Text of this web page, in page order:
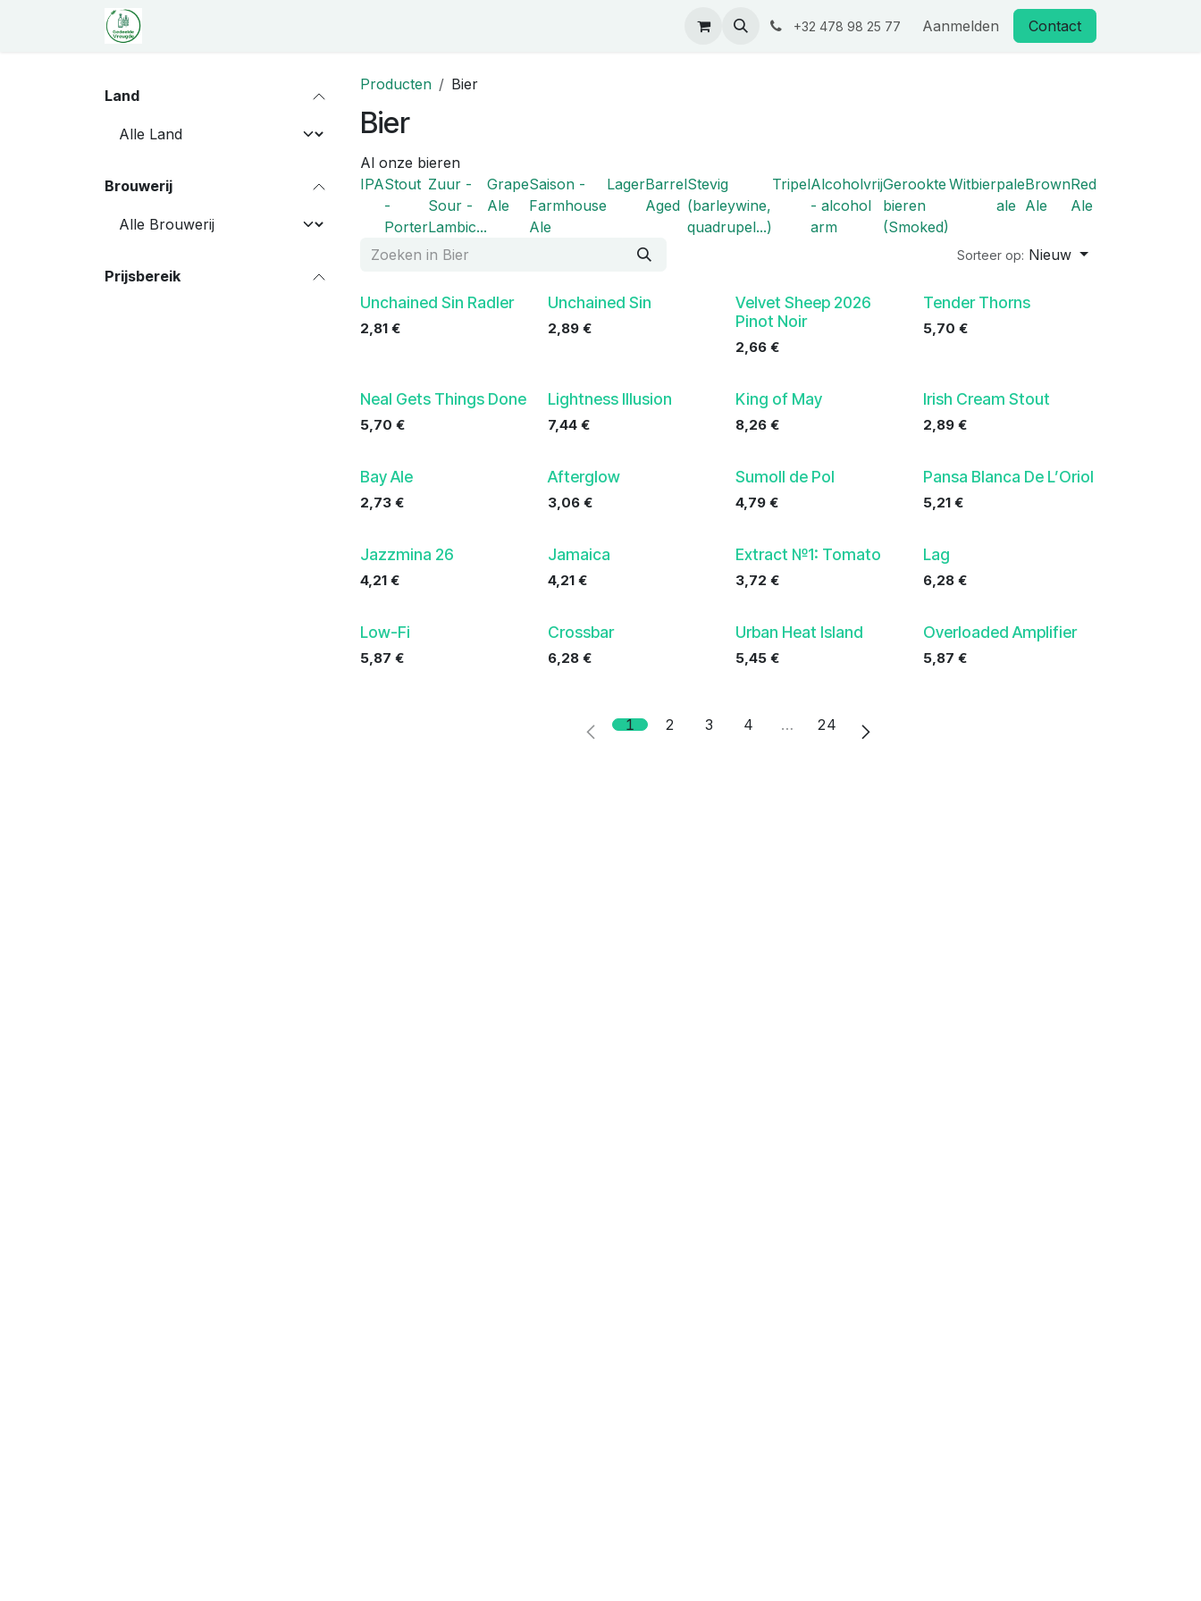
Overslaan naar inhoud
+32 478 98 25 77 Aanmelden Contact
Land
Brouwerij
Prijsbereik
Producten Bier
Bier
Al onze bieren
IPAStout
-
Porter
Zuur -
Sour -
Lambic...
Grape
Ale
Saison -
Farmhouse
Ale
LagerBarrel
Aged
Stevig
(barleywine,
quadrupel...)
TripelAlcoholvrij
- alcohol
arm
Gerookte
bieren
(Smoked)
Witbierpale
ale
Brown
Ale
Red
Ale
Sorteer op: Nieuw
Unchained Sin Radler
2,81 €
Unchained Sin
2,89 €
Velvet Sheep 2026
Pinot Noir
2,66 €
Tender Thorns
5,70 €
Neal Gets Things Done
5,70 €
Lightness Illusion
7,44 €
King of May
8,26 €
Irish Cream Stout
2,89 €
Bay Ale
2,73 €
Afterglow
3,06 €
Sumoll de Pol
4,79 €
Pansa Blanca De L’Oriol
5,21 €
Jazzmina 26
4,21 €
Jamaica
4,21 €
Extract №1: Tomato
3,72 €
Lag
6,28 €
Low-Fi
5,87 €
Crossbar
6,28 €
Urban Heat Island
5,45 €
Overloaded Amplifier
5,87 €
1 2 3 4 … 24